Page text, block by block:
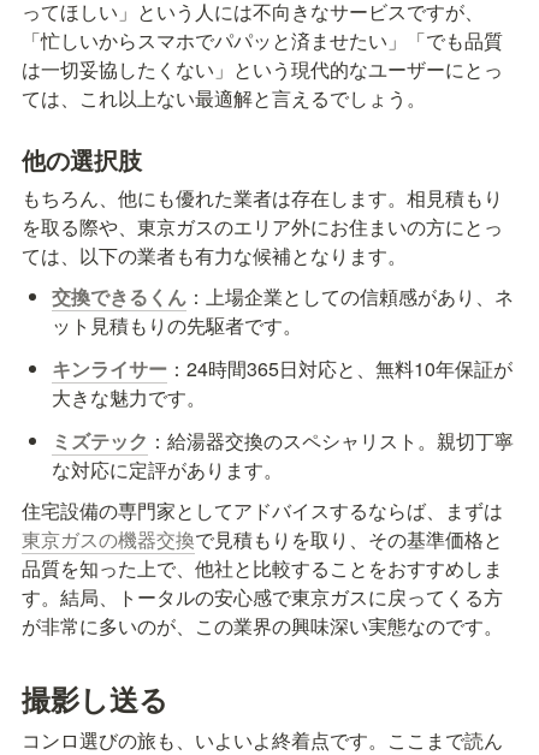
ってほしい」という人には不向きなサービスですが、
「忙しいからスマホでパパッと済ませたい」「でも品質
は一切妥協したくない」という現代的なユーザーにとっ
ては、これ以上ない最適解と言えるでしょう。
他の選択肢
もちろん、他にも優れた業者は存在します。相見積もり
を取る際や、東京ガスのエリア外にお住まいの方にとっ
ては、以下の業者も有力な候補となります。
交換できるくん ：上場企業としての信頼感があり、ネ
ット見積もりの先駆者です。
キンライサー ：24時間365日対応と、無料10年保証が
大きな魅力です。
ミズテック ：給湯器交換のスペシャリスト。親切丁寧
な対応に定評があります。
住宅設備の専門家としてアドバイスするならば、まずは
東京ガスの機器交換で見積もりを取り、その基準価格と
品質を知った上で、他社と比較することをおすすめしま
す。結局、トータルの安心感で東京ガスに戻ってくる方
が非常に多いのが、この業界の興味深い実態なのです。
撮影し送る
コンロ選びの旅も、いよいよ終着点です。ここまで読ん